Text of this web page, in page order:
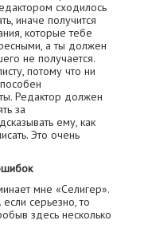
сходилось
иначе получится
которые тебе
а ты должен
не получается.
потому что ни
Редактор должен
за
ему, как
Это очень
мне «Селигер».
серьезно, то
здесь несколько